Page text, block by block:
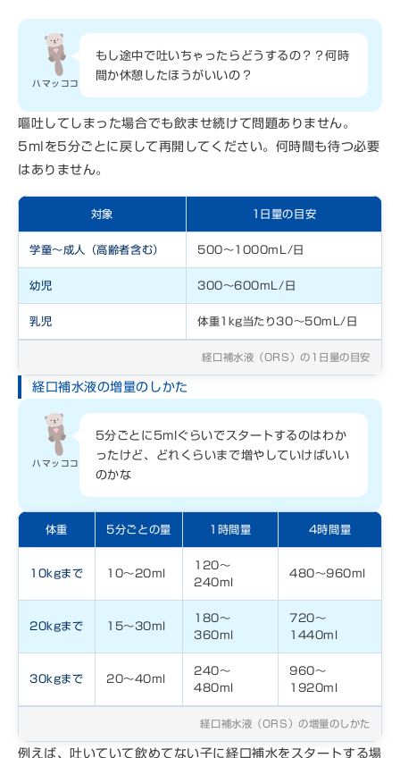
ハマッココ
もし途中で吐いちゃったらどうするの？？何時
間か休憩したほうがいいの？
嘔吐してしまった場合でも飲ませ続けて問題ありません。
5mlを5分ごとに戻して再開してください。何時間も待つ必要
はありません。
対象 1日量の目安
学童〜成人（高齢者含む） 500〜1000mL/日
幼児 300〜600mL/日
乳児 体重1kg当たり30〜50mL/日
経口補水液（ORS）の1日量の目安
経口補水液の増量のしかた
ハマッココ
5分ごとに5mlぐらいでスタートするのはわか
ったけど、どれくらいまで増やしていけばいい
のかな
体重 5分ごとの量 1時間量 4時間量
10kgまで 10〜20ml
120〜
240ml
480〜960ml
20kgまで 15〜30ml
180〜
360ml
720〜
1440ml
30kgまで 20〜40ml
240〜
480ml
960〜
1920ml
経口補水液（ORS）の増量のしかた
例えば、吐いていて飲めてない子に経口補水をスタートする場